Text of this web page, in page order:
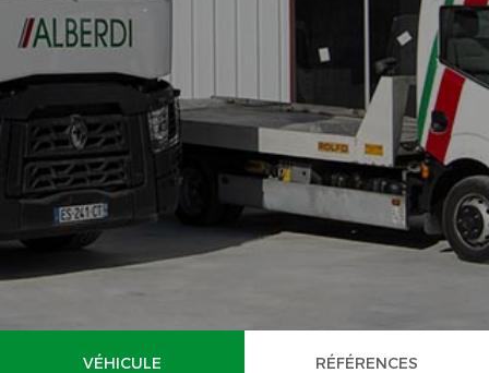
VÉHICULE RÉFÉRENCES